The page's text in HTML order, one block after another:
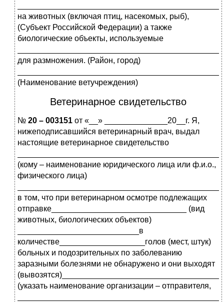
на животных (включая птиц, насекомых, рыб),
(Субъект Российской Федерации) а также
биологические объекты, используемые
для размножения. (Район, город)
(Наименование ветучреждения)
Ветеринарное свидетельство
№ 20 – 003151 от «__» ______________20__г. Я,
нижеподписавшийся ветеринарный врач, выдал
настоящие ветеринарное свидетельство
(кому – наименование юридического лица или ф.и.о.,
физического лица)
в том, что при ветеринарном осмотре подлежащих
отправке______________________________ (вид
животных, биологических объектов)
___________________________в
количестве___________________голов (мест, штук)
больных и подозрительных по заболеванию
заразными болезнями не обнаружено и они выходят
(указать наименование организации – отправителя,